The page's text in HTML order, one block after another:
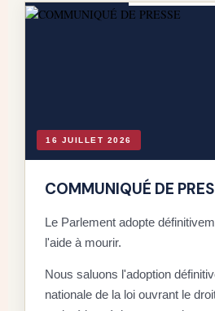
16 JUILLET 2026
COMMUNIQUÉ DE
Le Parlement adopte
l'aide à mourir.
Nous saluons l'adoption
nationale de la loi ouvrant le